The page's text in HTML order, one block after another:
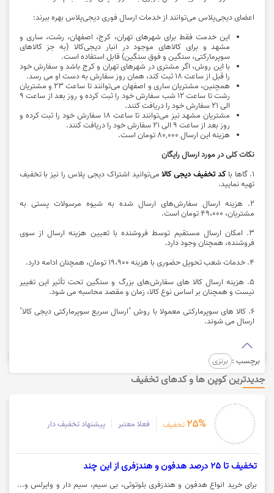
اعضای دیجی‌پلاس می‌توانند از خدمات ارسال فوری دیجی‌پلاس بهره ببرند:
این خدمت فقط برای شهرهای تهران، کرج، اصفهان، رشت، ساری و
مشهد و برای کالاهای موجود در انبار دیجی‌کالا (به جز کالاهای
سوپرمارکتی، سنگین و فوق سنگین) قابل استفاده است.
با این روش، اگر مشتری در شهرهای تهران و کرج باشد و سفارش خود
را قبل از ساعت 18 ثبت کند، همان روز سفارش به دست او می‌ رسد.
همچنین، مشتریان ساری و اصفهان می‌توانند تا ساعت 23 و مشتریان
رشت تا ساعت 12 شب سفارش خود را ثبت کرده و روز بعد از ساعت 9
الی 21 سفارش خود را دریافت کنند.
مشتریان مشهد نیز می‌توانند تا ساعت 18 سفارش خود را ثبت کرده و
روز بعد از ساعت 9 الی 21 سفارش خود را دریافت کنند.
هزینه این ارسال 80,000 تومان است.
نکات کلی در مورد ارسال رایگان
1. گاها با
کد تخفیف دیجی کالا می‌توانید اشتراک دیجی پلاس را نیز با تخفیف
تهیه نمایید.
2. هزینه ارسال سفارش‌های ارسال شده به شیوه مرسولات پستی به
مشتریان، ۴۹،۰۰۰ تومان است.
3. امکان ارسال مستقیم توسط فروشنده با تعیین هزینه ارسال از سوی
فروشنده، همچنان وجود دارد.
4. خدمات شعب تحویل حضوری با هزینه ۱۹،۹۰۰ تومان، همچنان ادامه دارد.
5. هزینه ارسال کالا های سفارش‌های بزرگ و سنگین تحت تأثیر این تغییر
نیست و همچنان بر اساس نوع کالا، زمان و مقصد محاسبه می‌ شود.
6. کالا های سوپرمارکتی معمولا با روش "ارسال سریع سوپرمارکتی دیجی‌ کالا"
ارسال می‌ شوند.
برچسب : برنزی
جدیدترین کوپن ها و کدهای تخفیف
25% تخفیف فعلا معتبر پیشنهاد تخفیف دار
تخفیف تا 25 درصد هدفون و هندزفری از این چند
برای خرید انواع هدفون و هندزفری بلوتوثی، بی سیم، سیم دار و وایرلس و...